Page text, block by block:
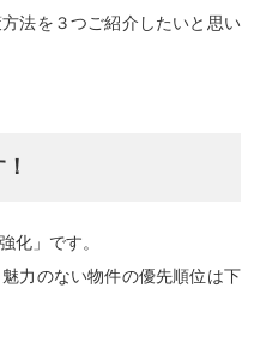
法を３つご紹介したいと思い
化」です。
力のない物件の優先順位は下